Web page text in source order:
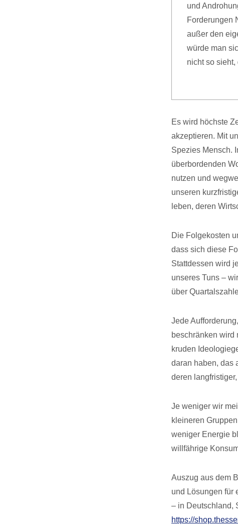
und
Forderungen
außer den
würde man
nicht so
Es wird höchste
akzeptieren. Mit
Spezies Mensch.
überbordenden
nutzen und
unseren
leben, deren
Die Folgekosten
dass sich diese
Stattdessen wird
unseres Tuns –
über
Jede
beschränken wird
kruden
daran haben, das
deren
Je weniger wir
kleineren
weniger Energie
willfährige
Auszug aus dem
und Lösungen für
– in Deutschland,
https://